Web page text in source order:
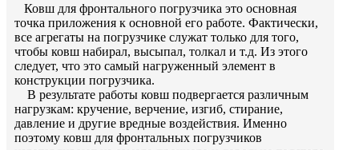
Ковш для фронтального погрузчика это основная
точка приложения к основной его работе. Фактически,
все агрегаты на погрузчике служат только для того,
чтобы ковш набирал, высыпал, толкал и т.д. Из этого
следует, что это самый нагруженный элемент в
конструкции погрузчика.
В результате работы ковш подвергается различным
нагрузкам: кручение, верчение, изгиб, стирание,
давление и другие вредные воздействия. Именно
поэтому ковш для фронтальных погрузчиков